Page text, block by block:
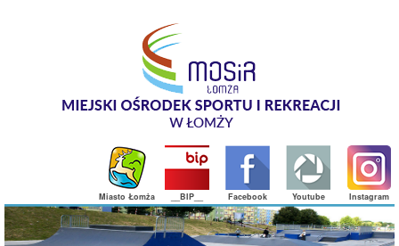
Instagram
Youtube
Facebook
__BIP__
Miasto Łomża